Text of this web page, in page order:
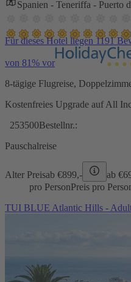
Spanien - Teneriffa - Puerto
Für dieses Hotel liegen 1191
von 81% vor
8-tägige Flugreise,
Kostenfreies Upgrade auf All
253500Bestellnr.:
Pauschalreise
Alter Preisab €899,- ab €
pro PersonPreis pro
TUI BLUE Atlantic Hills -